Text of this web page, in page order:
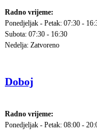
Radno vrijeme:
Ponedjeljak - Petak: 07:30 -
Subota: 07:30 - 16:30
Nedelja: Zatvoreno
Doboj
Radno vrijeme:
Ponedjeljak - Petak: 08:00 -